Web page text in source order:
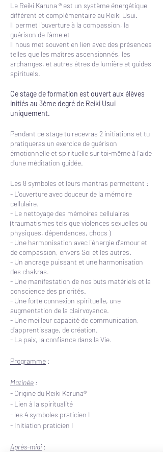
Le Reiki Karuna ® est un système énergétique
différent et complémentaire au Reiki Usui.
Il permet l'ouverture à la compassion, la
guérison de l'âme et
Il nous met souvent en lien avec des présences
telles que les maîtres ascensionnés, les
archanges, et autres êtres de lumière et guides
spirituels.
Ce stage de formation est ouvert aux élèves
initiés au 3ème degré de Reiki Usui
uniquement.
Pendant ce stage tu recevras 2 initiations et tu
pratiqueras un exercice de guérison
émotionnelle et spirituelle sur toi-même à l'aide
d'une méditation guidée.
Les 8 symboles et leurs mantras permettent :
- L'ouverture avec douceur de la mémoire
cellulaire.
- Le nettoyage des mémoires cellulaires
(traumatismes tels que violences sexuelles ou
physiques, dépendances, chocs )
- Une harmonisation avec l'énergie d'amour et
de compassion, envers Soi et les autres.
- Un ancrage puissant et une harmonisation
des chakras.
- Une manifestation de nos buts matériels et la
conscience des priorités.
- Une forte connexion spirituelle, une
augmentation de la clairvoyance.
- Une meilleur capacité de communication,
d'apprentissage, de création.
- La paix, la confiance dans la Vie.
Programme :
Matinée :
- Origine du Reiki Karuna®
- Lien à la spiritualité
- les 4 symboles praticien I
- Initiation praticien I
Après-midi :